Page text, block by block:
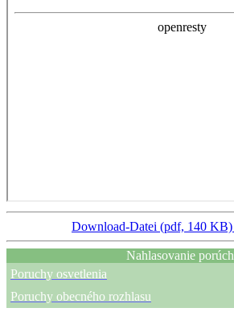
Download-Datei (pdf, 140 KB)
Nahlasovanie porúch
Poruchy osvetlenia
Poruchy obecného rozhlasu